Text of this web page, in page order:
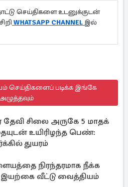
செய்திகளை உடனுக்குடன்
WHATSAPP CHANNEL இல்
செய்திகளைப் படிக்க இங்கே
அழுத்தவும்
தேவி சிலை அருகே 5 மாதக்
உயிரிழந்த பெண்:
துயரம்
நிரந்தரமாக நீக்க
இயற்கை வீட்டு வைத்தியம்